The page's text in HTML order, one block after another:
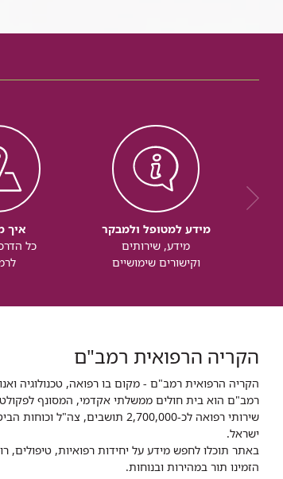
מידע למטופל ולמבקר
מידע, שירותים
וקישורים שימושיים
איך
כל
הקריה הרפואית רמב"ם
הקריה הרפואית רמב"ם - מקום בו רפואה, טכנולוגיה
ישראל.
באתר תוכלו לחפש מידע על יחידות רפואיות,
הזמינו תור במהירות ובנוחות.